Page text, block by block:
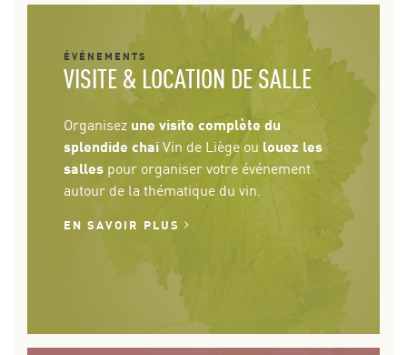
ÉVÉNEMENTS
VISITE & LOCATION DE SALLE
Organisez une visite complète du
splendide chai Vin de Liège ou louez les
salles pour organiser votre événement
autour de la thématique du vin.
EN SAVOIR PLUS